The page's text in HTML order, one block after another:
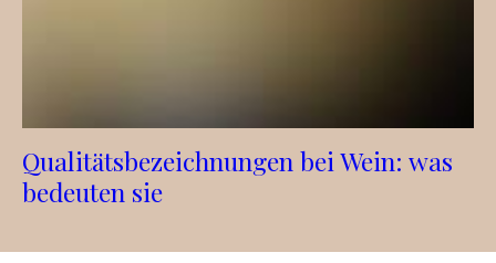
Qualitätsbezeichnungen bei Wein: was
bedeuten sie